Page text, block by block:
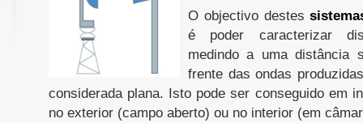
O objectivo destes
é poder caracterizar
medindo a uma distância
frente das ondas
considerada plana. Isto pode ser conseguido em
no exterior (campo aberto) ou no interior (em